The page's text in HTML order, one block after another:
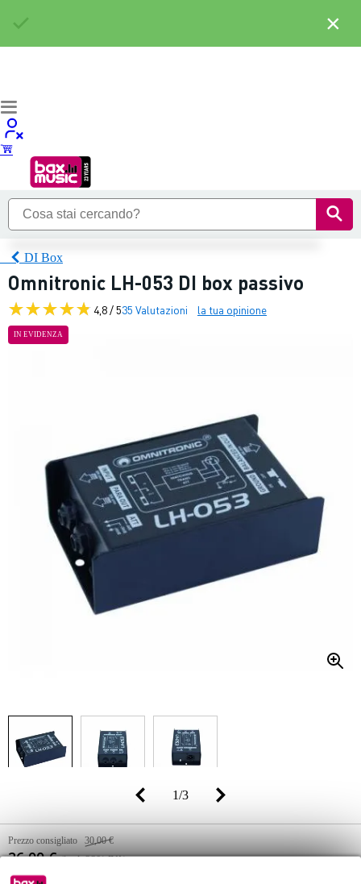
DI Box
Omnitronic LH-053 DI box passivo
4,8 / 535 Valutazioni la tua opinione
IN EVIDENZA
1/3
Prezzo consigliato 30,00 €
26,00 € (incl. 22% IVA)
×